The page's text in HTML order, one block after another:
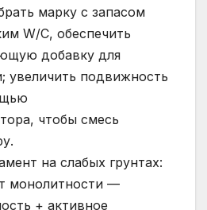
марку с запасом
W/C, обеспечить
добавку для
увеличить подвижность
чтобы смесь
на слабых грунтах:
монолитности —
+ активное